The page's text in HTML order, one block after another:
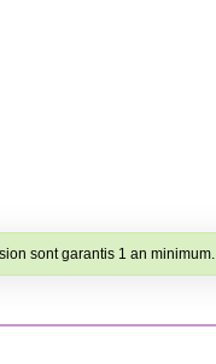
sont garantis 1 an minimum.